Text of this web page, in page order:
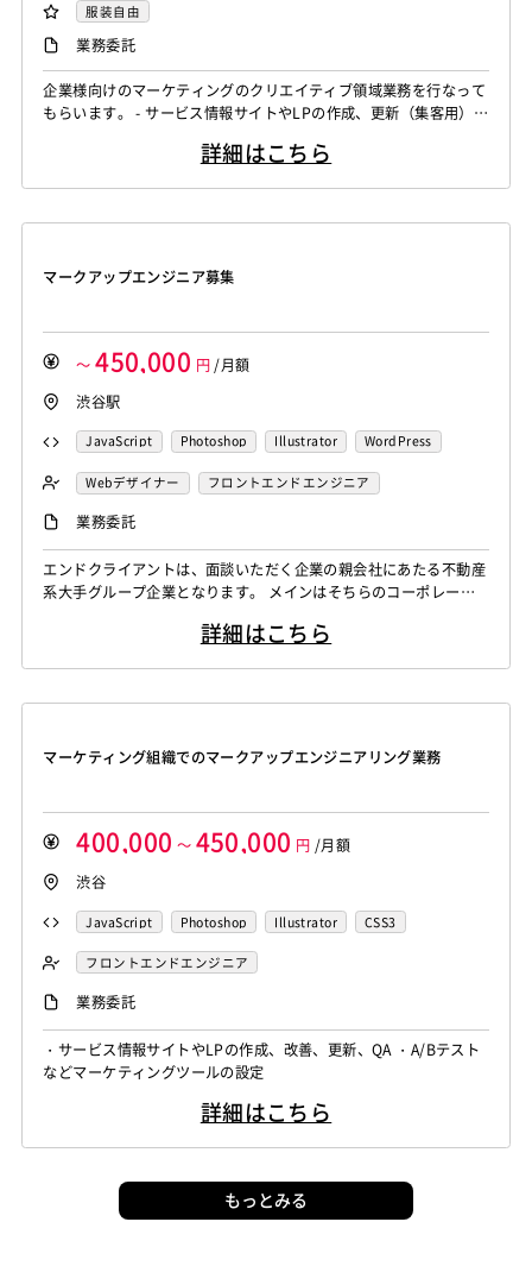
服装自由
業務委託
企業様向けのマーケティングのクリエイティブ領域業務を行なって
もらいます。 - サービス情報サイトやLPの作成、更新（集客用）」
詳細はこちら
マークアップエンジニア募集
～ 450,000 円 /月額
渋谷駅
JavaScript Photoshop Illustrator
WordPress
CSS3
jQuery Vue.js React.js
Webデザイナー フロントエンドエンジニア
業務委託
エンドクライアントは、面談いただく企業の親会社にあたる不動産
系大手グループ企業となります。 メインはそちらのコーポレート
下記4つのWEBサイトコーディングに携わってもらう予定です。 ・
チームメ...
詳細はこちら
マーケティング組織でのマークアップエンジニアリング業務
400,000 ～ 450,000 円 /月額
渋谷
JavaScript Photoshop Illustrator CSS3
フロントエンドエンジニア
業務委託
・サービス情報サイトやLPの作成、改善、更新、QA ・A/Bテスト
などマーケティングツールの設定
詳細はこちら
もっとみる